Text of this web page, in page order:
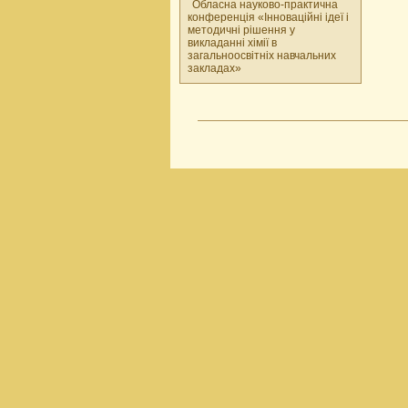
Обласна науково-практична
конференція «Інноваційні ідеї і
методичні рішення у
викладанні хімії в
загальноосвітніх навчальних
закладах»